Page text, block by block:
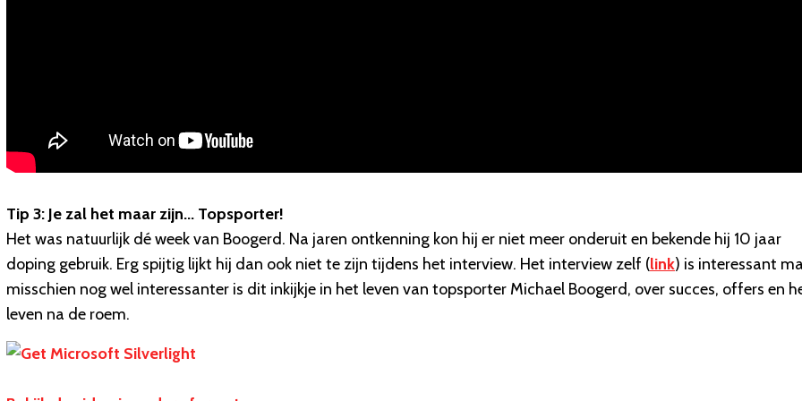
Tip 3: Je zal het maar zijn... Topsporter!
Het was natuurlijk dé week van Boogerd. Na jaren ontkenning kon hij er niet meer onderuit en bekende hij 10 jaar
doping gebruik. Erg spijtig lijkt hij dan ook niet te zijn tijdens het interview. Het interview zelf (link) is interessant
misschien nog wel interessanter is dit inkijkje in het leven van topsporter Michael Boogerd, over succes, offers en
leven na de roem.